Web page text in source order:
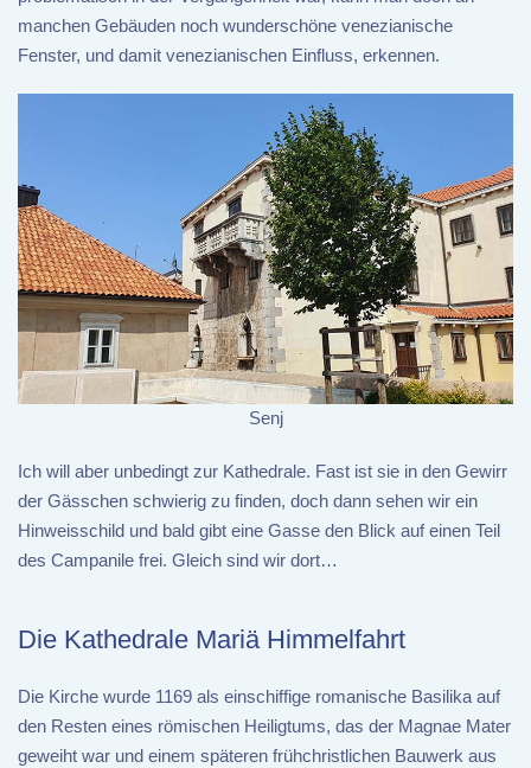
manchen Gebäuden noch wunderschöne venezianische
Fenster, und damit venezianischen Einfluss, erkennen.
Senj
Ich will aber unbedingt zur Kathedrale. Fast ist sie in den Gewirr
der Gässchen schwierig zu finden, doch dann sehen wir ein
Hinweisschild und bald gibt eine Gasse den Blick auf einen Teil
des Campanile frei. Gleich sind wir dort…
Die Kathedrale Mariä Himmelfahrt
Die Kirche wurde 1169 als einschiffige romanische Basilika auf
den Resten eines römischen Heiligtums, das der Magnae Mater
geweiht war und einem späteren frühchristlichen Bauwerk aus